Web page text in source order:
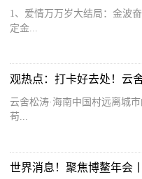
1、爱情万万岁大结局：金波
定金...
云舍松涛·海南中国村远离城
苟...